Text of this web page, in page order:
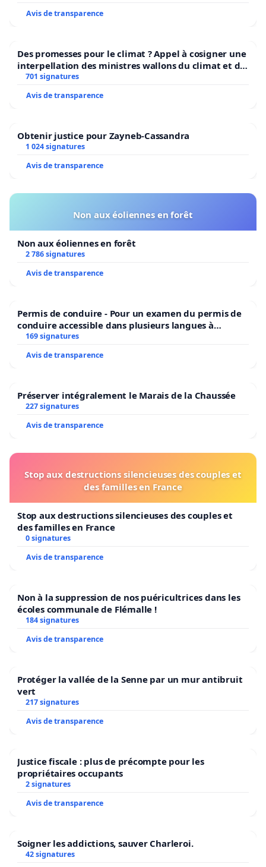
Avis de transparence
Des promesses pour le climat ? Appel à cosigner une
interpellation des ministres wallons du climat et de
l’environnement.
701 signatures
Avis de transparence
Obtenir justice pour Zayneb-Cassandra
1 024 signatures
Avis de transparence
Non aux éoliennes en forêt
Non aux éoliennes en forêt
2 786 signatures
Avis de transparence
Permis de conduire - Pour un examen du permis de
conduire accessible dans plusieurs langues à
Bruxelles
169 signatures
Avis de transparence
Préserver intégralement le Marais de la Chaussée
227 signatures
Avis de transparence
Stop aux destructions silencieuses des couples et
des familles en France
Stop aux destructions silencieuses des couples et
des familles en France
0 signatures
Avis de transparence
Non à la suppression de nos puéricultrices dans les
écoles communale de Flémalle !
184 signatures
Avis de transparence
Protéger la vallée de la Senne par un mur antibruit
vert
217 signatures
Avis de transparence
Justice fiscale : plus de précompte pour les
propriétaires occupants
2 signatures
Avis de transparence
Soigner les addictions, sauver Charleroi.
42 signatures